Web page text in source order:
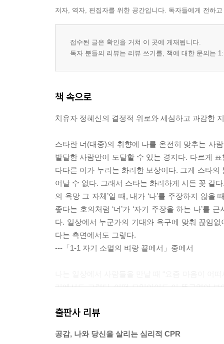
저자, 역자, 편집자를 위한 공간입니다. 독자들에게 전하
접수된 글은 확인을 거쳐 이 곳에 게재됩니다.
독자 분들의 리뷰는 리뷰 쓰기를, 책에 대한 문의는
책 속으로
치유자 정혜신의 결정적 위로와 세심하고 과감한
스타란 너(대중)의 취향에 나를 온전히 맞추는 사
발달한 사람만이 도달할 수 있는 경지다. 다르게
다다른 이가 누리는 화려한 보상이다. 그게 스타
어날 수 없다. 그래서 스타는 화려하게 시든 꽃 같
의 욕망 그 자체’일 때, 내가 ‘나’를 주장하지 않을
좋다는 호의처럼 ‘너’가 ‘자기 주장을 하는 나’를
다. 일상에서 누군가의 기대와 욕구에 맞춰 끊임
다는 측면에서도 그렇다.
---「1-1 자기 소멸의 벼랑 끝에서」중에서
리에서도 그렇다. 어떤 모임이어도 이 뜬금없어
주목이어서 그렇다. 심리적으로 벼랑 끝에 있으면
간단한 심폐소생술 교육을 받은 초등학생이 거리
출판사 리뷰
공감, 나와 당신을 살리는 심리적 CPR